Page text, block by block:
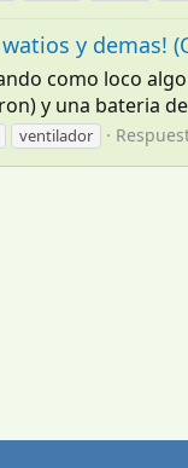
y demas!
como loco
y una bateria
ventilador